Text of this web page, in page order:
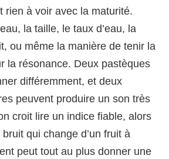
rien à voir avec la maturité.
la taille, le taux d’eau, la
ou même la manière de tenir la
la résonance. Deux pastèques
différemment, et deux
peuvent produire un son très
croit lire un indice fiable, alors
qui change d’un fruit à
peut tout au plus donner une